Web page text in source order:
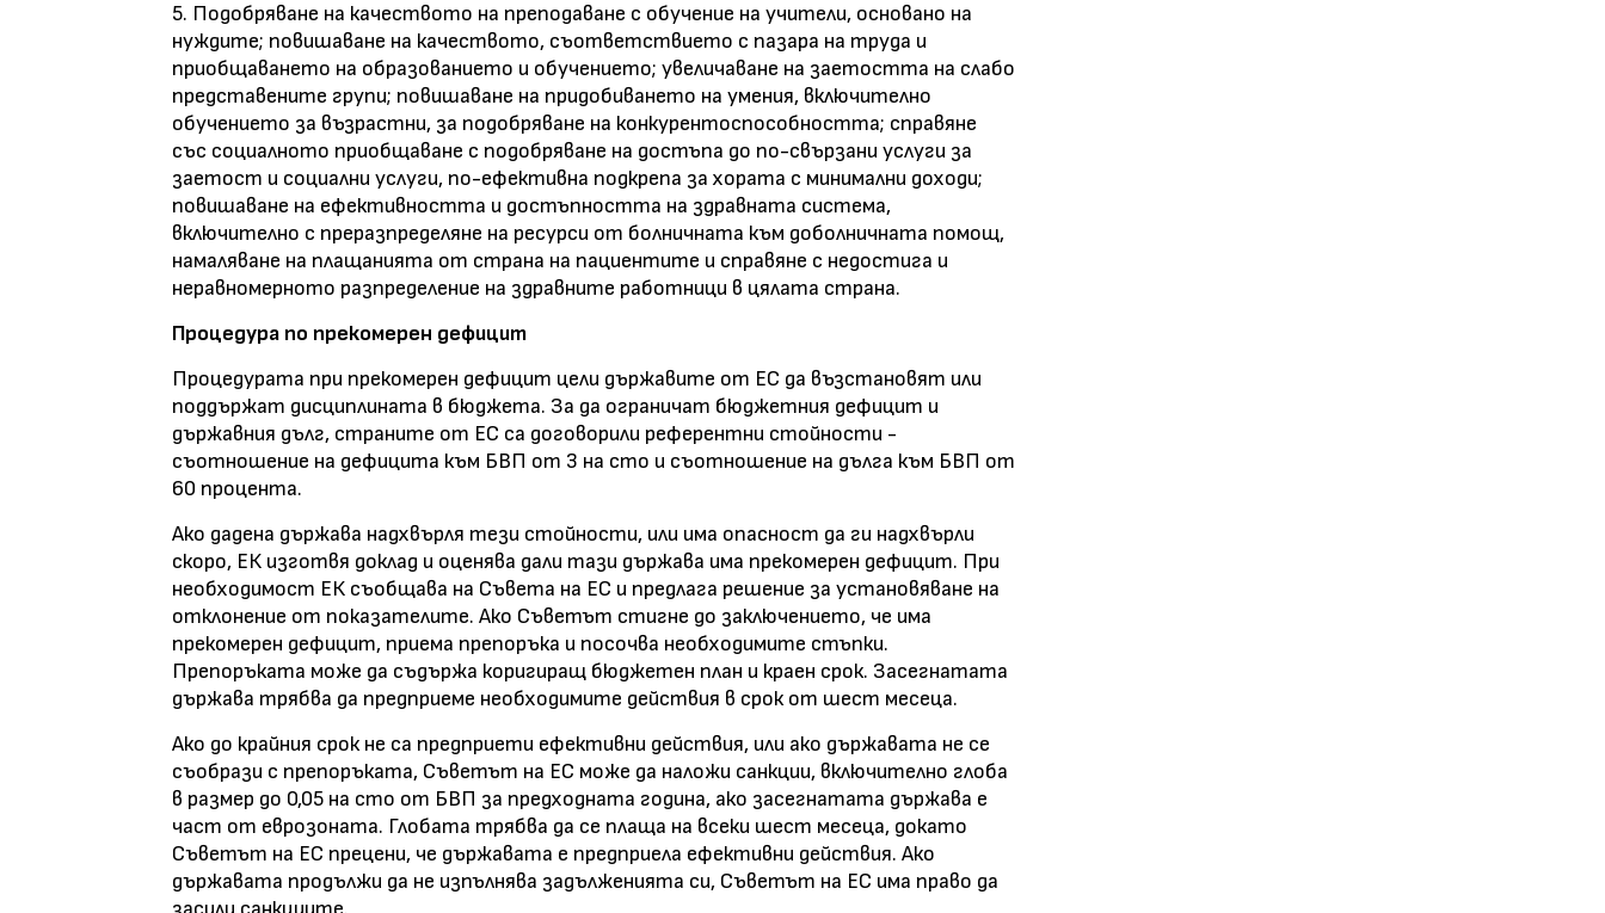
5. Подобряване на качеството на преподаване с обучение на учители, основано на
нуждите; повишаване на качеството, съответствието с пазара на труда и
приобщаването на образованието и обучението; увеличаване на заетостта на слабо
представените групи; повишаване на придобиването на умения, включително
обучението за възрастни, за подобряване на конкурентоспособността; справяне
със социалното приобщаване с подобряване на достъпа до по-свързани услуги за
заетост и социални услуги, по-ефективна подкрепа за хората с минимални доходи;
повишаване на ефективността и достъпността на здравната система,
включително с преразпределяне на ресурси от болничната към доболничната помощ,
намаляване на плащанията от страна на пациентите и справяне с недостига и
неравномерното разпределение на здравните работници в цялата страна.
Процедура по прекомерен дефицит
Процедурата при прекомерен дефицит цели държавите от ЕС да възстановят или
поддържат дисциплината в бюджета. За да ограничат бюджетния дефицит и
държавния дълг, страните от ЕС са договорили референтни стойности -
съотношение на дефицита към БВП от 3 на сто и съотношение на дълга към БВП от
60 процента.
Ако дадена държава надхвърля тези стойности, или има опасност да ги надхвърли
скоро, ЕК изготвя доклад и оценява дали тази държава има прекомерен дефицит. При
необходимост ЕК съобщава на Съвета на ЕС и предлага решение за установяване на
отклонение от показателите. Ако Съветът стигне до заключението, че има
прекомерен дефицит, приема препоръка и посочва необходимите стъпки.
Препоръката може да съдържа коригиращ бюджетен план и краен срок. Засегнатата
държава трябва да предприеме необходимите действия в срок от шест месеца.
Ако до крайния срок не са предприети ефективни действия, или ако държавата не се
съобрази с препоръката, Съветът на ЕС може да наложи санкции, включително глоба
в размер до 0,05 на сто от БВП за предходната година, ако засегнатата държава е
част от еврозоната. Глобата трябва да се плаща на всеки шест месеца, докато
Съветът на ЕС прецени, че държавата е предприела ефективни действия. Ако
държавата продължи да не изпълнява задълженията си, Съветът на ЕС има право да